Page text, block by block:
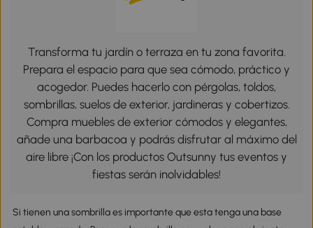
Transforma tu jardín o terraza en tu zona favorita.
Prepara el espacio para que sea cómodo, práctico y
acogedor. Puedes hacerlo con pérgolas, toldos,
sombrillas, suelos de exterior, jardineras y cobertizos.
Compra muebles de exterior cómodos y elegantes,
añade una barbacoa y podrás disfrutar al máximo del
aire libre ¡Con los productos Outsunny tus eventos y
fiestas serán inolvidables!
Si tienen una sombrilla es importante que esta tenga una base